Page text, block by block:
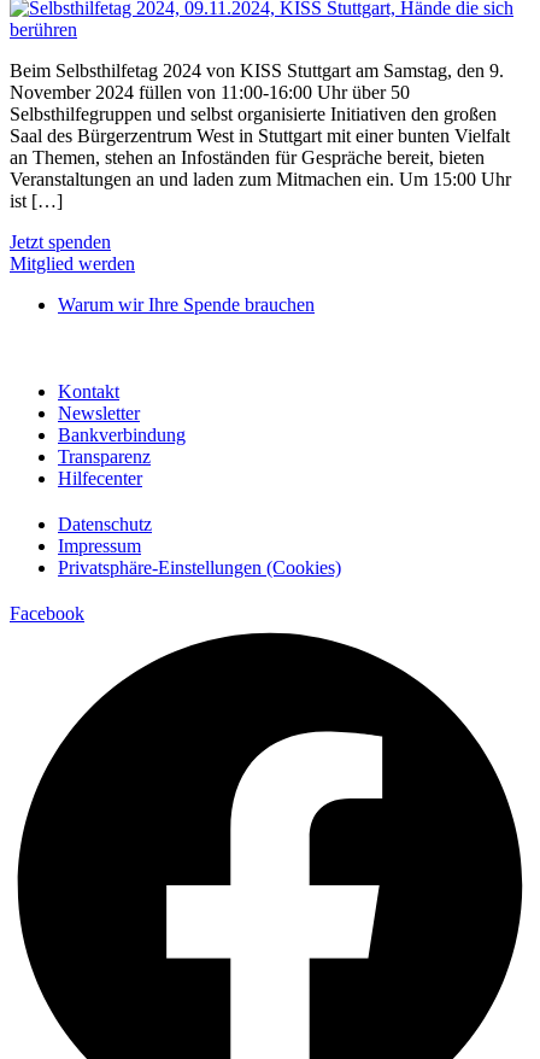
Beim Selbsthilfetag 2024 von KISS Stuttgart am Samstag, den 9.
November 2024 füllen von 11:00-16:00 Uhr über 50
Selbsthilfegruppen und selbst organisierte Initiativen den großen
Saal des Bürgerzentrum West in Stuttgart mit einer bunten Vielfalt
an Themen, stehen an Infoständen für Gespräche bereit, bieten
Veranstaltungen an und laden zum Mitmachen ein. Um 15:00 Uhr
ist […]
Jetzt spenden
Mitglied werden
Warum wir Ihre Spende brauchen
Kontakt
Newsletter
Bankverbindung
Transparenz
Hilfecenter
Datenschutz
Impressum
Privatsphäre-Einstellungen (Cookies)
Facebook